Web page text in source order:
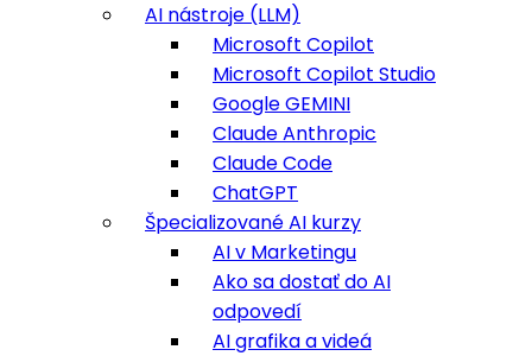
AI nástroje (LLM)
Microsoft Copilot
Microsoft Copilot Studio
Google GEMINI
Claude Anthropic
Claude Code
ChatGPT
Špecializované AI kurzy
AI v Marketingu
Ako sa dostať do AI
odpovedí
AI grafika a videá